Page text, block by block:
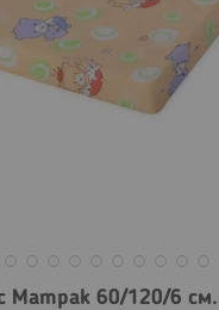
Матрак 60/120/6 см.